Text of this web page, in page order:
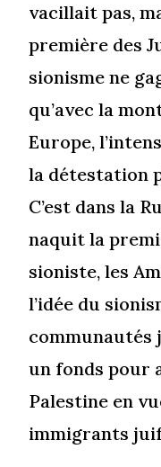
vacillait pas,
première des
sionisme ne
qu’avec la
Europe,
la détestation
C’est dans la
naquit la
sioniste, les
l’idée du
communautés
un fonds pour
Palestine en
immigrants